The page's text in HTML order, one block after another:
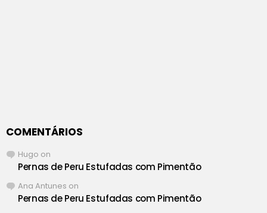
COMENTÁRIOS
Hugo on
Pernas de Peru Estufadas com Pimentão
Ana Antunes on
Pernas de Peru Estufadas com Pimentão